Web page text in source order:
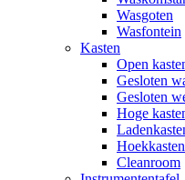
Wasgoten
Wasfontein
Kasten
Open
Gesloten
Gesloten
Hoge
Hoekkasten
Cleanroom